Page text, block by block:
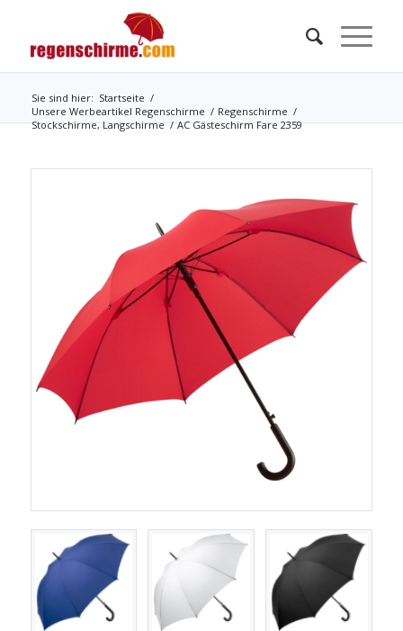
Sie sind hier: Startseite /
Unsere Werbeartikel Regenschirme / Regenschirme /
Stockschirme, Langschirme / AC Gästeschirm Fare 2359